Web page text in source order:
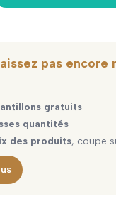
pas encore
gratuits
quantités
des produits, coupe